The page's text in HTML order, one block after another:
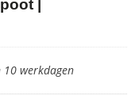
|
10 werkdagen